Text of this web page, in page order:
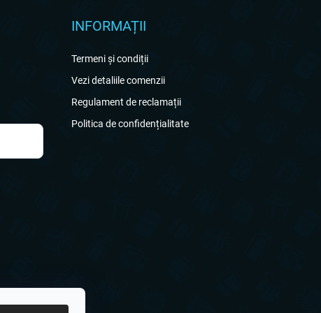
INFORMAȚII
Termeni și condiții
Vezi detaliile comenzii
Regulament de reclamații
Politica de confidențialitate